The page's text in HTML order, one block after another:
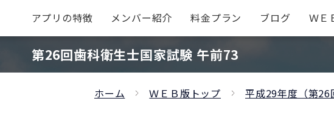
アプリの特徴 メンバー紹介 料金プラン ブログ ＷＥ
第26回歯科衛生士国家試験 午前73
ホーム ＷＥＢ版トップ 平成29年度（第26